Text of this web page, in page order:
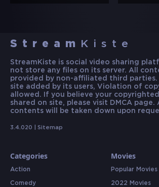
Stream Kiste
StreamKiste is social video sharing
not store any files on its server. All
provided by non-affiliated third
site added by its users, Violation of
allowed. If you believe your
shared on site, please visit DMCA page.
contents will be taken down upon
3.4.020 | Sitemap
Categories
Action
Comedy
Movies
Popular Movies
2022 Movies